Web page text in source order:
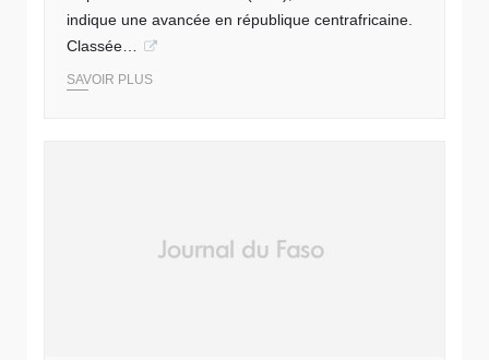
indique une avancée en république centrafricaine.
Classée…
SAVOIR PLUS